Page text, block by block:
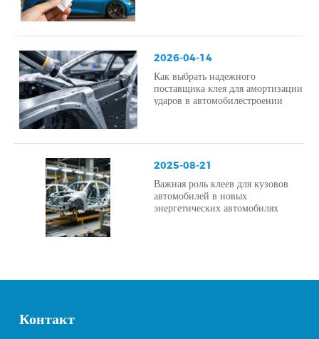
2026-04-14
Как выбрать надежного
поставщика клея для амортизации
ударов в автомобилестроении
2025-08-21
Важная роль клеев для кузовов
автомобилей в новых
энергетических автомобилях
Контакт